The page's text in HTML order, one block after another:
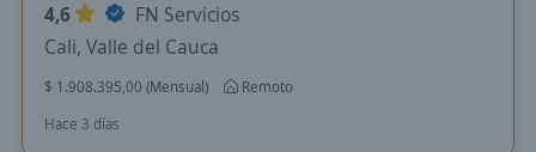
4,6
FN Servicios
Cali, Valle del Cauca
$ 1.908.395,00 (Mensual)
Remoto
Hace 3 días